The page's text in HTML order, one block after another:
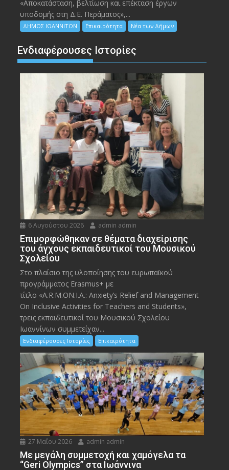
«Αποκατάσταση, βελτίωση και επέκταση έργων
υποδομής στη Δ.Ε. Περάματος»,...
ΔΗΜΟΣ ΙΩΑΝΝΙΤΩΝ Επικαιρότητα Νέα των Δήμων
Ενδιαφέρουσες Ιστορίες
6 Αυγούστου 2026 admin admin
Eπιμορφώθηκαν σε θέματα διαχείρισης
του άγχους εκπαιδευτικοί του Μουσικού
Σχολείου
Στο πλαίσιο της υλοποίησης του ευρωπαϊκού
προγράμματος Erasmus+ με
τίτλο «A.R.M.ON.I.A.: Anxiety’s Relief and Management
On Inclusive Activities for Teachers and Students»,
τρεις εκπαιδευτικοί του Μουσικού Σχολείου
Ιωαννίνων συμμετείχαν...
Ενδιαφέρουσες Ιστορίες Επικαιρότητα
27 Μαΐου 2026 admin admin
Με μεγάλη συμμετοχή και χαμόγελα τα
“Geri Olympics” στα Ιωάννινα